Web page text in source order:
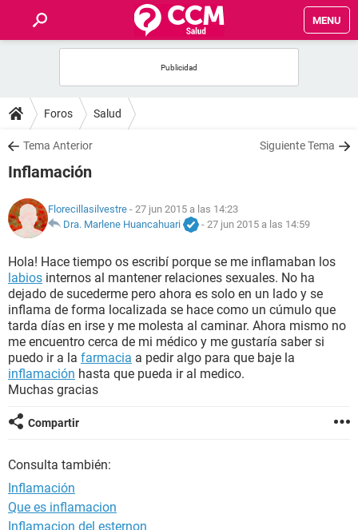
MENU
FOROS
SALUD
NUTRICIÓN
BIENESTAR
SEXUALIDAD
GLOSARIO
Foros Salud
Tema Anterior Siguiente Tema
Inflamación
Florecillasilvestre - 27 jun 2015 a las 14:23
Dra. Marlene Huancahuari
- 27 jun 2015 a las 14:59
Hola! Hace tiempo os escribí porque se me inflamaban los
labios internos al mantener relaciones sexuales. No ha
dejado de sucederme pero ahora es solo en un lado y se
inflama de forma localizada se hace como un cúmulo que
tarda días en irse y me molesta al caminar. Ahora mismo no
me encuentro cerca de mi médico y me gustaría saber si
puedo ir a la farmacia a pedir algo para que baje la
inflamación hasta que pueda ir al medico.
Muchas gracias
Compartir
Consulta también:
Inflamación
Que es inflamacion
Inflamacion del esternon